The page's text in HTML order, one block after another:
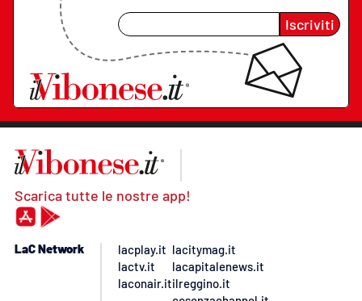
Iscriviti
Scarica tutte le nostre app!
LaC Network
lacplay.it
lactv.it
laconair.it
lacitymag.it
lacapitalenews.it
ilreggino.it